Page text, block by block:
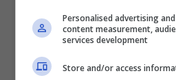
Corvette Z06 che destino crudele
Personalised advertising
content measurement,
services development
Store and/or access